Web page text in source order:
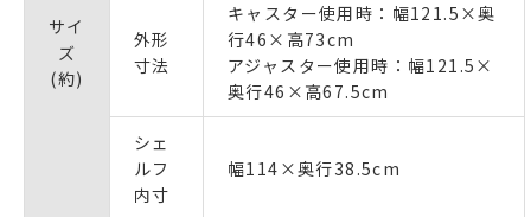
サイ
ズ
(約)
外形
寸法
キャスター使用時：幅121.5×奥
行46×高73cm
アジャスター使用時：幅121.5×
奥行46×高67.5cm
シェ
ルフ
内寸
幅114×奥行38.5cm